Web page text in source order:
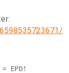
EPD!